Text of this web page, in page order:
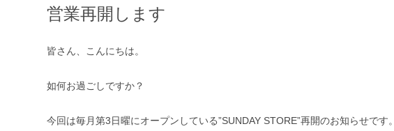
営業再開します
皆さん、こんにちは。
如何お過ごしですか？
今回は毎月第3日曜にオープンしている”SUNDAY STORE”再開のお知らせです。